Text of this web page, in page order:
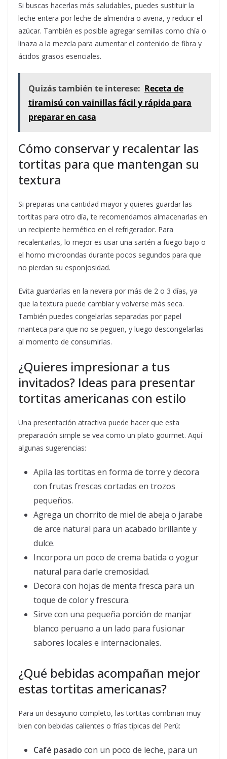
Si buscas hacerlas más saludables, puedes sustituir la
leche entera por leche de almendra o avena, y reducir el
azúcar. También es posible agregar semillas como chía o
linaza a la mezcla para aumentar el contenido de fibra y
ácidos grasos esenciales.
Quizás también te interese: Receta de
tiramisú con vainillas fácil y rápida para
preparar en casa
Cómo conservar y recalentar las
tortitas para que mantengan su
textura
Si preparas una cantidad mayor y quieres guardar las
tortitas para otro día, te recomendamos almacenarlas en
un recipiente hermético en el refrigerador. Para
recalentarlas, lo mejor es usar una sartén a fuego bajo o
el horno microondas durante pocos segundos para que
no pierdan su esponjosidad.
Evita guardarlas en la nevera por más de 2 o 3 días, ya
que la textura puede cambiar y volverse más seca.
También puedes congelarlas separadas por papel
manteca para que no se peguen, y luego descongelarlas
al momento de consumirlas.
¿Quieres impresionar a tus
invitados? Ideas para presentar
tortitas americanas con estilo
Una presentación atractiva puede hacer que esta
preparación simple se vea como un plato gourmet. Aquí
algunas sugerencias:
Apila las tortitas en forma de torre y decora
con frutas frescas cortadas en trozos
pequeños.
Agrega un chorrito de miel de abeja o jarabe
de arce natural para un acabado brillante y
dulce.
Incorpora un poco de crema batida o yogur
natural para darle cremosidad.
Decora con hojas de menta fresca para un
toque de color y frescura.
Sirve con una pequeña porción de manjar
blanco peruano a un lado para fusionar
sabores locales e internacionales.
¿Qué bebidas acompañan mejor
estas tortitas americanas?
Para un desayuno completo, las tortitas combinan muy
bien con bebidas calientes o frías típicas del Perú:
Café pasado con un poco de leche, para un